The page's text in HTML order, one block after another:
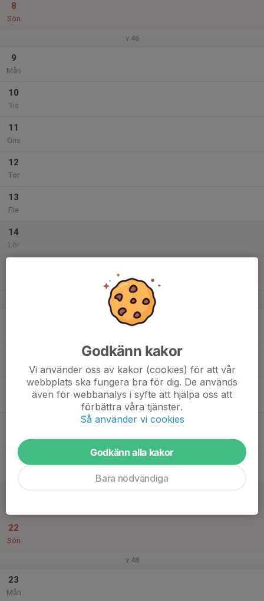
8
Sön
v.46
9
Mån
10
Tis
11
Ons
12
Tor
13
Fre
14
Lör
v.47
20
22
Sön
v.48
23
Mån
Godkänn kakor
Vi använder oss av kakor (cookies) för att vår
webbplats ska fungera bra för dig. De används
även för webbanalys i syfte att hjälpa oss att
förbättra våra tjänster.
Så använder vi cookies
Godkänn alla kakor
Bara nödvändiga